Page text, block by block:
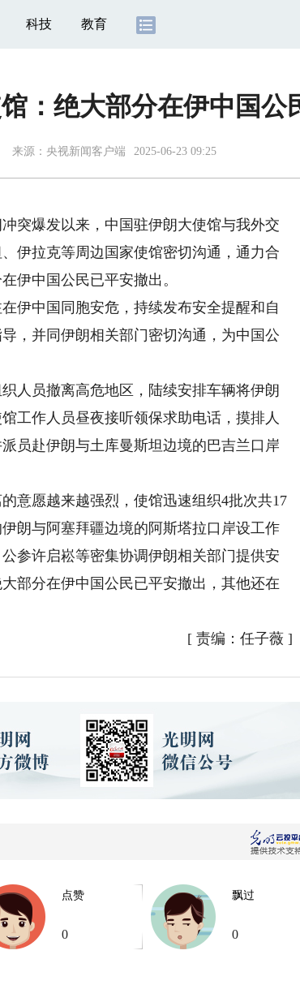
科技 教育
：绝大部分在伊中国公
来源： 央视新闻客户端 2025-06-23 09:25
爆发以来，中国驻伊朗大使馆与我外交
伊拉克等周边国家使馆密切沟通，通力合
伊中国公民已平安撤出。
中国同胞安危，持续发布安全提醒和自
，并同伊朗相关部门密切沟通，为中国公
员撤离高危地区，陆续安排车辆将伊朗
工作人员昼夜接听领保求助电话，摸排人
员赴伊朗与土库曼斯坦边境的巴吉兰口岸
愿越来越强烈，使馆迅速组织4批次共17
朗与阿塞拜疆边境的阿斯塔拉口岸设工作
参许启崧等密集协调伊朗相关部门提供安
部分在伊中国公民已平安撤出，其他还在
[ 责编：任子薇]
点赞
0
飘过
0